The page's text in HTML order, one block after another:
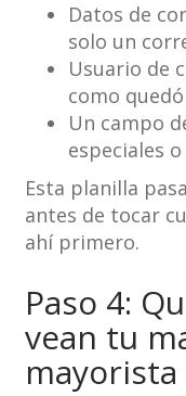
Datos de
solo un
Usuario de
como
Un campo
especiales
Esta planilla
antes de tocar
ahí primero.
Paso 4:
vean tu
mayorista